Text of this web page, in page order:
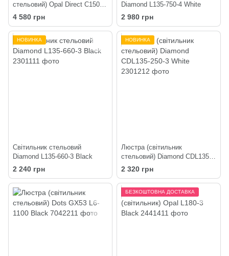
стельовий) Opal Direct C150-4
Black
4 580 грн
Diamond L135-750-4 White
2 980 грн
НОВИНКА
Світильник стельовий
Diamond L135-660-3 Black
2 240 грн
НОВИНКА
Люстра (світильник
стельовий) Diamond CDL135-
250-3 White
2 320 грн
БЕЗКОШТОВНА ДОСТАВКА